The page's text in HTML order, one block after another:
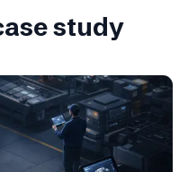
study